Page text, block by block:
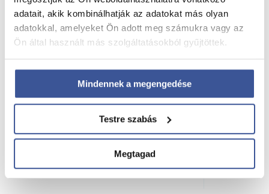
adatait, akik kombinálhatják az adatokat más olyan
adatokkal, amelyeket Ön adott meg számukra vagy az
Ön által használt más szolgáltatásokból gyűjtöttek.
Mindennek a megengedése
Testre szabás
Megtagad